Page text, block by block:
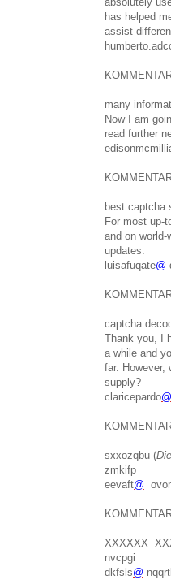
has helped
assist
many
Now I am
read further
best captcha
For most up-
and on
updates.
luisafuqate@
captcha
Thank you, I
a while and
far. However,
supply?
claricepardo@
sxxozqbu (
zmkifp
eevaft@
XXXXXX
nvcpgi
dkfsls@